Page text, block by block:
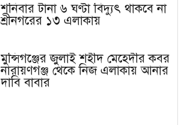
শনিবার টানা ৬ ঘণ্টা বিদ্যুৎ থাকবে না
শ্রীনগরের ১৩ এলাকায়
মুন্সিগঞ্জের জুলাই শহীদ মেহেদীর কবর
নারায়ণগঞ্জ থেকে নিজ এলাকায় আনার
দাবি বাবার